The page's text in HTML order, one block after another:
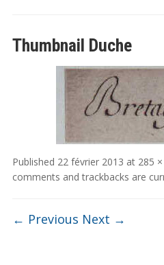
Thumbnail Duche
Published 22 février 2013 at 285
comments and trackbacks are
← Previous Next →